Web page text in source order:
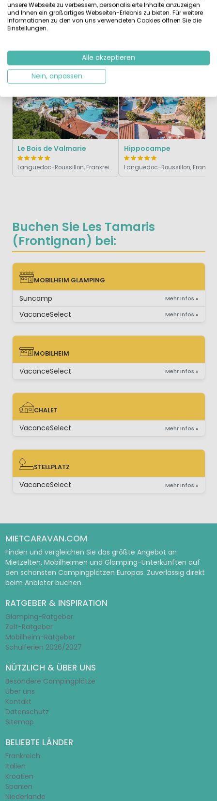
Buchen Sie Les Tamaris
(Frontignan) bei:
MOBILHEIM GLAMPING
MOBILHEIM GLAMPING
Suncamp Mehr Infos »
VacanceSelect Mehr Infos »
MOBILHEIM
MOBILHEIM
VacanceSelect Mehr Infos »
CHALET
CHALET
VacanceSelect Mehr Infos »
STELLPLATZ
STELLPLATZ
VacanceSelect Mehr Infos »
den neuen Wasserpark und wählen Sie ein Mobilheim mit
dem Komfort, den Sie sich wünschen.
Ähnliche CampingplätzeKürzlich angesehen
Le Bois de Valmarie
Languedoc-Roussillon, Frankreich
Hippocampe
MIETCARAVAN.COM
Finden und vergleichen Sie das größte Angebot an
Mietzelten, Mobilheimen und Glamping-Unterkünften auf
den schönsten Campingplätzen Europas. Zuverlässig direkt
beim Anbieter buchen.
RATGEBER & INSPIRATION
Glamping-Ratgeber
Zelt-Ratgeber
Mobilheim-Ratgeber
Schulferien 2026/2027
NÜTZLICH & ÜBER UNS
Besondere Campingplätze
Über uns
Kontakt
Datenschutz
Sitemap
BELIEBTE LÄNDER
Frankreich
Italien
Kroatien
Spanien
Niederlande
unsere Webseite zu verbessern, personalisierte Inhalte anzuzeigen
und Ihnen ein großartiges Webseiten-Erlebnis zu bieten. Für weitere
Informationen zu den von uns verwendeten Cookies öffnen Sie die
Einstellungen.
Alle akzeptieren
Nein, anpassen